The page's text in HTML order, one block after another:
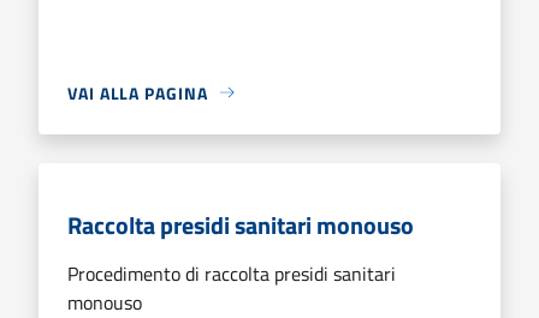
VAI ALLA PAGINA
Raccolta presidi sanitari monouso
Procedimento di raccolta presidi sanitari
monouso